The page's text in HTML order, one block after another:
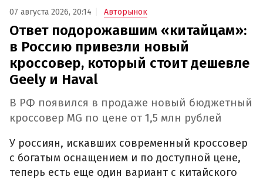
07 августа 2026, 20:14 Авторынок
Ответ подорожавшим «китайцам»:
в Россию привезли новый
кроссовер, который стоит дешевле
Geely и Haval
В РФ появился в продаже новый бюджетный
кроссовер MG по цене от 1,5 млн рублей
У россиян, искавших современный кроссовер
с богатым оснащением и по доступной цене,
теперь есть еще один вариант с китайского